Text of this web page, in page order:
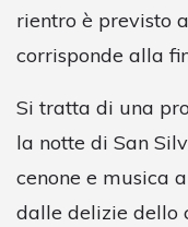
rientro è previsto
corrisponde alla
Si tratta di una
la notte di San
cenone e musica
dalle delizie dello